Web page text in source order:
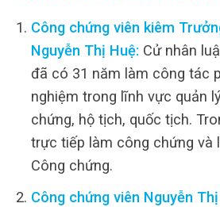
Công chứng viên kiêm
Nguyễn Thị Huệ: Cử nhân
đã có 31 năm làm công tác
nghiệm trong lĩnh vực quản
chứng, hộ tịch, quốc tịch.
trực tiếp làm công chứng và
Công chứng.
Công chứng viên Nguyễn